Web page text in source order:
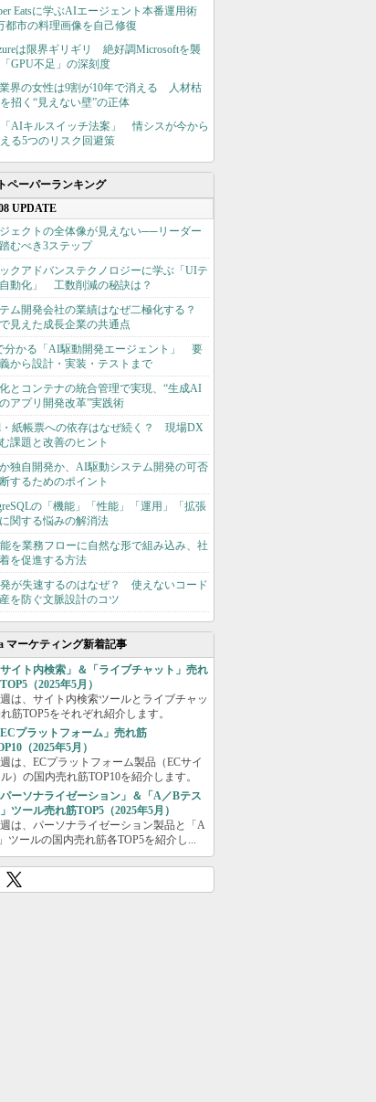
Eatsに学ぶAIエージェント本番運用術
都市の料理画像を自己修復
は限界ギリギリ 絶好調Microsoftを襲
GPU不足」の深刻度
界の女性は9割が10年で消える 人材枯
招く“見えない壁”の正体
AIキルスイッチ法案」 情シスが今から
る5つのリスク回避策
ペーパーランキング
UPDATE
ェクトの全体像が見えない──リーダー
むべき3ステップ
クアドバンステクノロジーに学ぶ「UIテ
動化」 工数削減の秘訣は？
ム開発会社の業績はなぜ二極化する？
見えた成長企業の共通点
分かる「AI駆動開発エージェント」 要
から設計・実装・テストまで
とコンテナの統合管理で実現、“生成AI
アプリ開発改革”実践術
・紙帳票への依存はなぜ続く？ 現場DX
課題と改善のヒント
か独自開発か、AI駆動システム開発の可否
するためのポイント
の「機能」「性能」「運用」「拡張
関する悩みの解消法
を業務フローに自然な形で組み込み、社
を促進する方法
が失速するのはなぜ？ 使えないコード
を防ぐ文脈設計のコツ
マーケティング新着記事
サイト内検索」＆「ライブチャット」売れ
（2025年5月）
は、サイト内検索ツールとライブチャッ
筋TOP5をそれぞれ紹介します。
ECプラットフォーム」売れ筋
（2025年5月）
は、ECプラットフォーム製品（ECサイ
）の国内売れ筋TOP10を紹介します。
パーソナライゼーション」＆「A／Bテス
」ツール売れ筋TOP5（2025年5月）
は、パーソナライゼーション製品と「A
ツールの国内売れ筋各TOP5を紹介し...